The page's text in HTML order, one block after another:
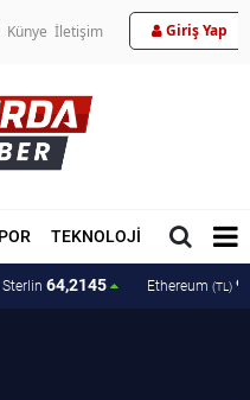
Künye İletişim Giriş Yap
TEKNOLOJİ MAGAZİN
Sterlin 64,2145 Ethereum (TL)